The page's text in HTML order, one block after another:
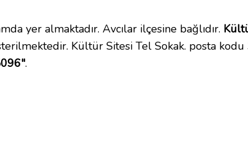
yer almaktadır. Avcılar ilçesine bağlıdır.
Kültür Sitesi Tel Sokak. posta kodu
.